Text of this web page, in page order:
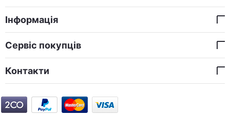
Інформація
Сервіс покупців
Контакти